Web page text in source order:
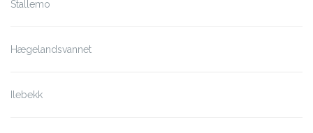
Stallemo
Hægelandsvannet
Ilebekk